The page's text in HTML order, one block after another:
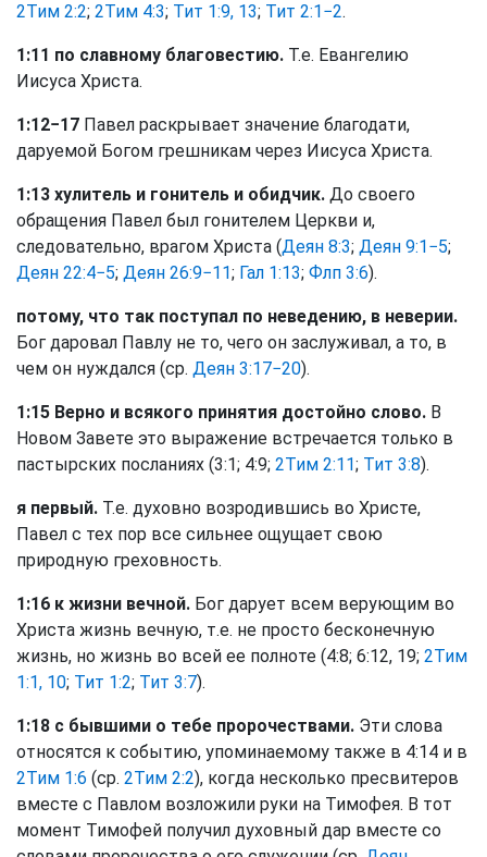
2Тим 2:2; 2Тим 4:3; Тит 1:9, 13; Тит 2:1−2.
1:11 по славному благовестию. Т.е. Евангелию
Иисуса Христа.
1:12−17 Павел раскрывает значение благодати,
даруемой Богом грешникам через Иисуса Христа.
1:13 хулитель и гонитель и обидчик. До своего
обращения Павел был гонителем Церкви и,
следовательно, врагом Христа (Деян 8:3; Деян 9:1−5;
Деян 22:4−5; Деян 26:9−11; Гал 1:13; Флп 3:6).
потому, что так поступал по неведению, в неверии.
Бог даровал Павлу не то, чего он заслуживал, а то, в
чем он нуждался (ср. Деян 3:17−20).
1:15 Верно и всякого принятия достойно слово. В
Новом Завете это выражение встречается только в
пастырских посланиях (3:1; 4:9; 2Тим 2:11; Тит 3:8).
я первый. Т.е. духовно возродившись во Христе,
Павел с тех пор все сильнее ощущает свою
природную греховность.
1:16 к жизни вечной. Бог дарует всем верующим во
Христа жизнь вечную, т.е. не просто бесконечную
жизнь, но жизнь во всей ее полноте (4:8; 6:12, 19; 2Тим
1:1, 10; Тит 1:2; Тит 3:7).
1:18 с бывшими о тебе пророчествами. Эти слова
относятся к событию, упоминаемому также в 4:14 и в
2Тим 1:6 (ср. 2Тим 2:2), когда несколько пресвитеров
вместе с Павлом возложили руки на Тимофея. В тот
момент Тимофей получил духовный дар вместе со